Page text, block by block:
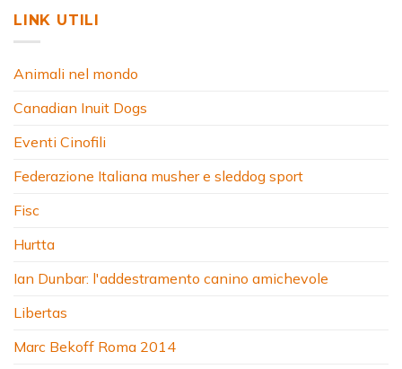
LINK UTILI
Animali nel mondo
Canadian Inuit Dogs
Eventi Cinofili
Federazione Italiana musher e sleddog sport
Fisc
Hurtta
Ian Dunbar: l'addestramento canino amichevole
Libertas
Marc Bekoff Roma 2014